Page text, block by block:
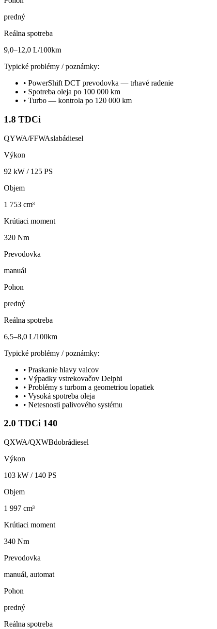
predný
Reálna spotreba
9,0–12,0 L/100km
Typické problémy / poznámky:
• PowerShift DCT prevodovka — trhavé radenie
• Spotreba oleja po 100 000 km
• Turbo — kontrola po 120 000 km
1.8 TDCi
QYWA/FFWAslabádiesel
Výkon
92 kW / 125 PS
Objem
1 753 cm³
Krútiaci moment
320 Nm
Prevodovka
manuál
Pohon
predný
Reálna spotreba
6,5–8,0 L/100km
Typické problémy / poznámky:
• Praskanie hlavy valcov
• Výpadky vstrekovačov Delphi
• Problémy s turbom a geometriou lopatiek
• Vysoká spotreba oleja
• Netesnosti palivového systému
2.0 TDCi 140
QXWA/QXWBdobrádiesel
Výkon
103 kW / 140 PS
Objem
1 997 cm³
Krútiaci moment
340 Nm
Prevodovka
manuál, automat
Pohon
predný
Reálna spotreba